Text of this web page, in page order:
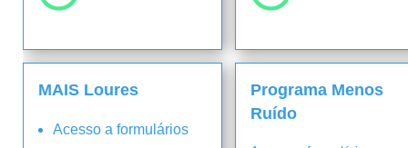
MAIS Loures
Acesso a formulários
Programa Menos
Ruído